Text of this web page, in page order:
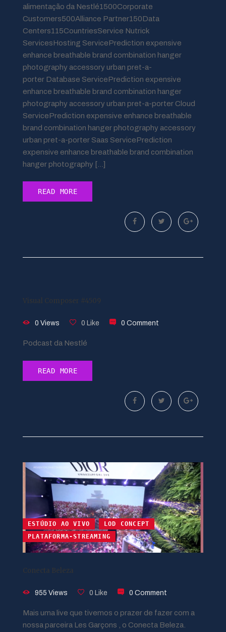
alimentação da Nestlé1500Corporate
Customers500Alliance Partner150Data
Centers115CountriesService Nutrick
ServicesHosting ServicePrediction expensive
enhance breathable brand combination hanger
photography accessory urban pret-a-
porter Database ServicePrediction expensive
enhance breathable brand combination hanger
photography accessory urban pret-a-porter Cloud
ServicePrediction expensive enhance breathable
brand combination hanger photography accessory
urban pret-a-porter Saas ServicePrediction
expensive enhance breathable brand combination
hanger photography […]
READ MORE
Visual Composer #4509
0 Views 0 Like 0 Comment
Podcast da Nestlé
READ MORE
ESTÚDIO AO VIVO
LOD CONCEPT
PLATAFORMA-STREAMING
Conecta Beleza
955 Views 0 Like 0 Comment
Mais uma live que tivemos o prazer de fazer com a
nossa parceira Les Garçons , o Conecta Beleza.